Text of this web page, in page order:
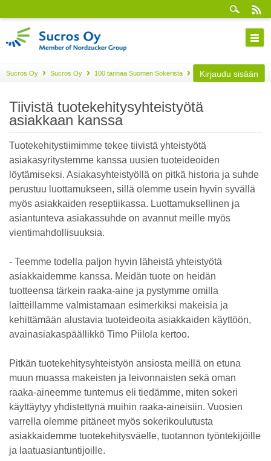
Sucros Oy Sucros Oy 100 tarinaa Suomen Sokerista Osa 94
Kirjaudu sisään
Tiivistä tuotekehitysyhteistyötä
asiakkaan kanssa
Tuotekehitystiimimme tekee tiivistä yhteistyötä
asiakasyritystemme kanssa uusien tuoteideoiden
löytämiseksi. Asiakasyhteistyöllä on pitkä historia ja suhde
perustuu luottamukseen, sillä olemme usein hyvin syvällä
myös asiakkaiden reseptiikassa. Luottamuksellinen ja
asiantunteva asiakassuhde on avannut meille myös
vientimahdollisuuksia.
- Teemme todella paljon hyvin läheistä yhteistyötä
asiakkaidemme kanssa. Meidän tuote on heidän
tuotteensa tärkein raaka-aine ja pystymme omilla
laitteillamme valmistamaan esimerkiksi makeisia ja
kehittämään alustavia tuoteideoita asiakkaiden käyttöön,
avainasiakaspäällikkö Timo Piilola kertoo.
Pitkän tuotekehitysyhteistyön ansiosta meillä on etuna
muun muassa makeisten ja leivonnaisten sekä oman
raaka-aineemme tuntemus eli tiedämme, miten sokeri
käyttäytyy yhdistettynä muihin raaka-aineisiin. Vuosien
varrella olemme pitäneet myös sokerikoulutusta
asiakkaidemme tuotekehitysväelle, tuotannon työntekijöille
ja laatuasiantuntijoille.